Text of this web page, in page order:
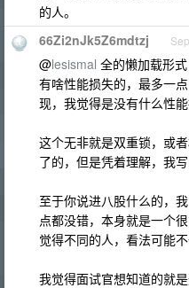
的人。
66Zi2nJk5Z6mdtzj
@lesismal 全的懒加载形
有啥性能损失的，最多一
现，我觉得是没有什么性能
这个无非就是双重锁，或
了的，但是凭着理解，我写
至于你说进八股什么的，
点都没错，本身就是一个
觉得不同的人，看法可能不
我觉得面试官想知道的就是